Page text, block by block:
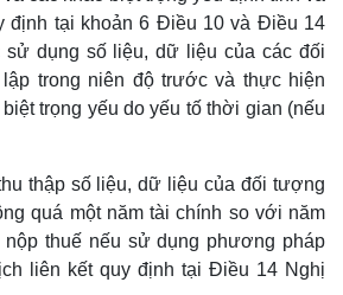
định tại khoản 6 Điều 10 và Điều 14
sử dụng số liệu, dữ liệu của các đối
trong niên độ trước và thực hiện
trọng yếu do yếu tố thời gian (nếu
thập số liệu, dữ liệu của đối tượng
quá một năm tài chính so với năm
thuế nếu sử dụng phương pháp
liên kết quy định tại Điều 14 Nghị